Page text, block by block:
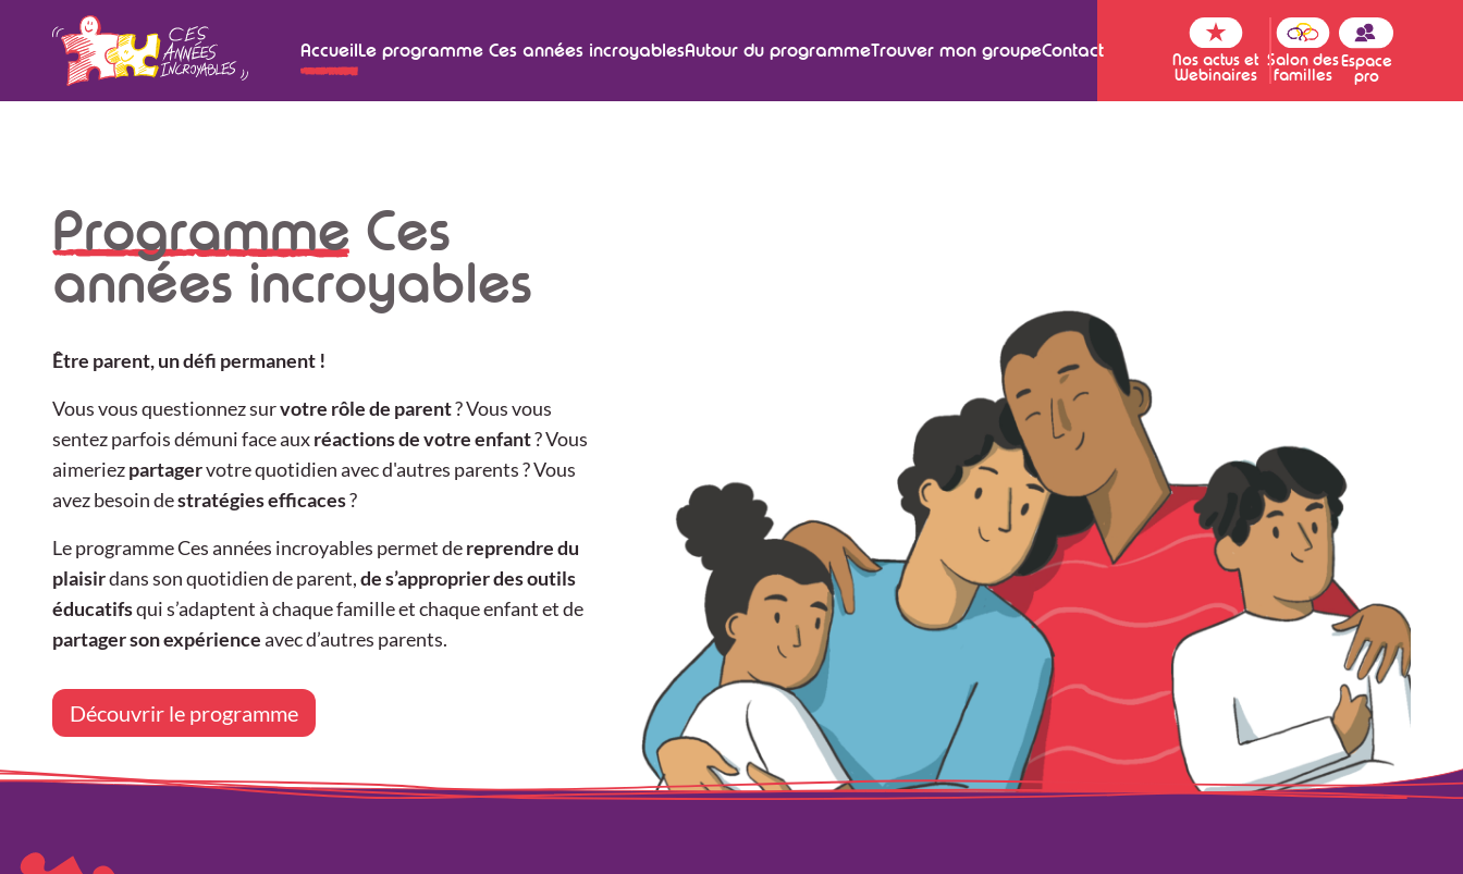
AccueilLe programme Ces années incroyablesAutour du programmeTrouver mon groupeContact Nos actus et
Webinaires
Salon des
familles
Espace
pro
Programme Ces
années incroyables
Être parent, un défi permanent !
Vous vous questionnez survotre rôle de parent? Vous vous
sentez parfois démuni face auxréactions de votre enfant? Vous
aimeriezpartagervotre quotidien avec d'autres parents ? Vous
avez besoin destratégies efficaces?
Le programme Ces années incroyables permet dereprendre du
plaisirdans son quotidien de parent,de s’approprier des outils
éducatifsqui s’adaptent à chaque famille et chaque enfant et de
partager son expérienceavec d’autres parents.
Découvrir le programme